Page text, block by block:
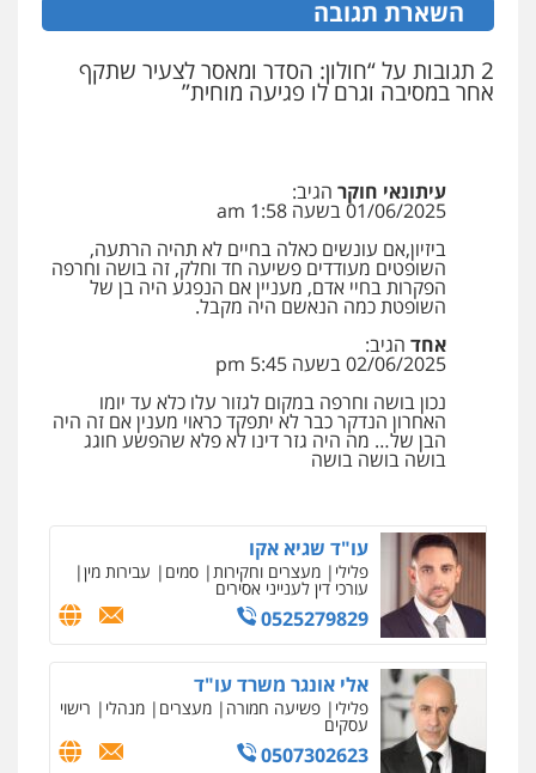
השארת תגובה
2 תגובות על “חולון: הסדר ומאסר לצעיר שתקף
אחר במסיבה וגרם לו פגיעה מוחית”
עיתונאי חוקר הגיב:
01/06/2025 בשעה 1:58 am
ביזיון,אם עונשים כאלה בחיים לא תהיה הרתעה,
השופטים מעודדים פשיעה חד וחלק, זה בושה וחרפה
הפקרות בחיי אדם, מעניין אם הנפגע היה בן של
השופטת כמה הנאשם היה מקבל.
אחד הגיב:
02/06/2025 בשעה 5:45 pm
נכון בושה וחרפה במקום לגזור עלו כלא עד יומו
האחרון הנדקר כבר לא יתפקד כראוי מענין אם זה היה
הבן של… מה היה גזר דינו לא פלא שהפשע חוגג
בושה בושה בושה
ויקי שמואל – משרד עו"ד
פלילי משפט פלילי
0528959600
0545437431
עו"ד עלי סעדי
פלילי פשיעה חמורה ליווי וייצוג בחקירות
ומעצרים
0508824984
עו"ד תומר בנישתי
פלילי מעצרים וחקירות צווארון לבן פשיעה
חמורה
עו"ד שגיא אקו
פלילי מעצרים וחקירות סמים עבירות מין
עורכי דין לענייני אסירים
0525279829
אלי אונגר משרד עו"ד
פלילי פשיעה חמורה מעצרים מנהלי רישוי
עסקים
0507302623